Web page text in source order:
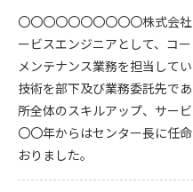
〇〇〇〇〇〇〇〇〇〇株式会
ービスエンジニアとして、コ
メンテナンス業務を担当して
技術を部下及び業務委託先で
所全体のスキルアップ、サー
〇〇年からはセンター長に任
おりました。